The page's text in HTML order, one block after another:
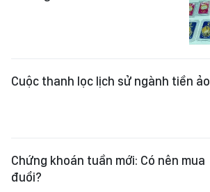
Cuộc thanh lọc lịch sử ngành tiền ảo
Chứng khoán tuần mới: Có nên mua
đuổi?